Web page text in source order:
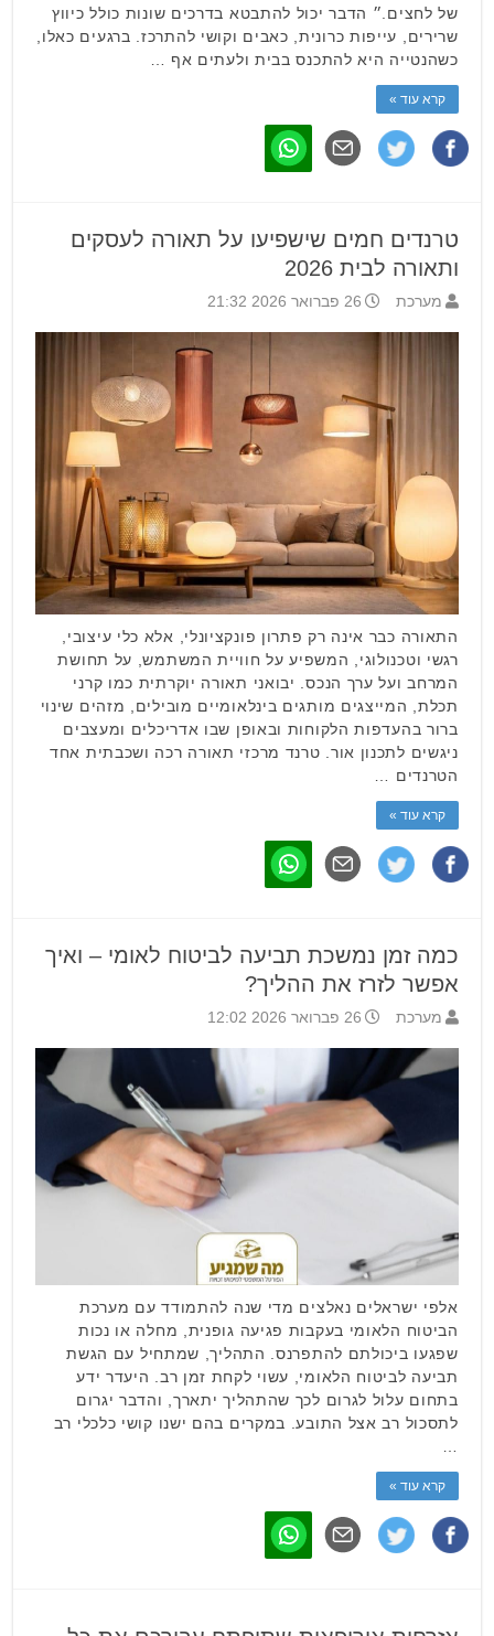
של לחצים.״ הדבר יכול להתבטא בדרכים שונות כולל כיווץ
שרירים, עייפות כרונית, כאבים וקושי להתרכז. ברגעים כאלו,
כשהנטייה היא להתכנס בבית ולעתים אף …
קרא עוד »
טרנדים חמים שישפיעו על תאורה לעסקים
ותאורה לבית 2026
מערכת 26 פברואר 2026 21:32
התאורה כבר אינה רק פתרון פונקציונלי, אלא כלי עיצובי,
רגשי וטכנולוגי, המשפיע על חוויית המשתמש, על תחושת
המרחב ועל ערך הנכס. יבואני תאורה יוקרתית כמו קרני
תכלת, המייצגים מותגים בינלאומיים מובילים, מזהים שינוי
ברור בהעדפות הלקוחות ובאופן שבו אדריכלים ומעצבים
ניגשים לתכנון אור. טרנד מרכזי תאורה רכה ושכבתית אחד
הטרנדים …
קרא עוד »
כמה זמן נמשכת תביעה לביטוח לאומי – ואיך
אפשר לזרז את ההליך?
מערכת 26 פברואר 2026 12:02
אלפי ישראלים נאלצים מדי שנה להתמודד עם מערכת
הביטוח הלאומי בעקבות פגיעה גופנית, מחלה או נכות
שפגעו ביכולתם להתפרנס. התהליך, שמתחיל עם הגשת
תביעה לביטוח הלאומי, עשוי לקחת זמן רב. היעדר ידע
בתחום עלול לגרום לכך שהתהליך יתארך, והדבר יגרום
לתסכול רב אצל התובע. במקרים בהם ישנו קושי כלכלי רב
…
קרא עוד »